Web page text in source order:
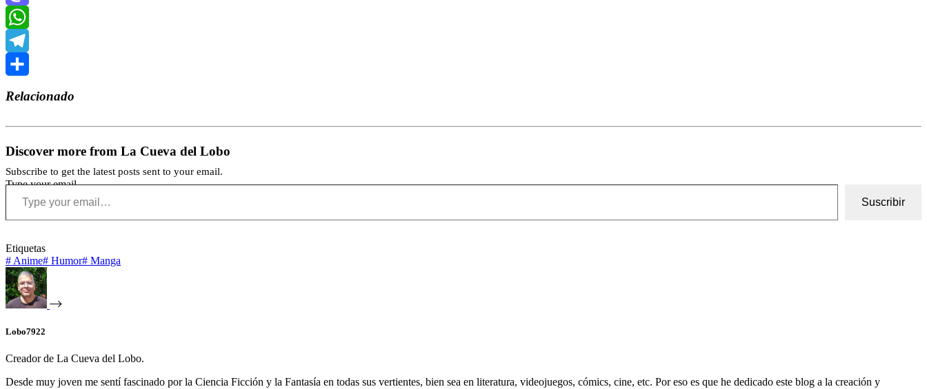
Mastodon
WhatsApp
Telegram
Relacionado
Discover more from La Cueva del Lobo
Subscribe to get the latest posts sent to your email.
Type your email…
Suscribir
Etiquetas
# Anime# Humor# Manga
Lobo7922
Creador de La Cueva del Lobo.
Desde muy joven me sentí fascinado por la Ciencia Ficción y la Fantasía en todas sus vertientes, bien sea en literatura, videojuegos, cómics, cine, etc. Por eso es que he dedicado este blog a la creación y